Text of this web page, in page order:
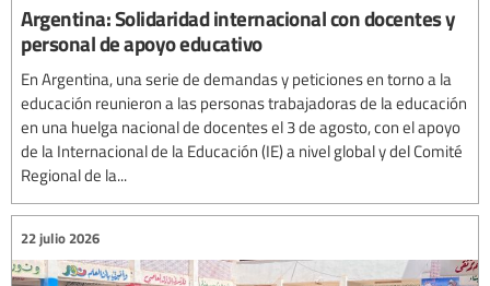
Argentina: Solidaridad internacional con docentes y
personal de apoyo educativo
En Argentina, una serie de demandas y peticiones en torno a la
educación reunieron a las personas trabajadoras de la educación
en una huelga nacional de docentes el 3 de agosto, con el apoyo
de la Internacional de la Educación (IE) a nivel global y del Comité
Regional de la...
22 julio 2026